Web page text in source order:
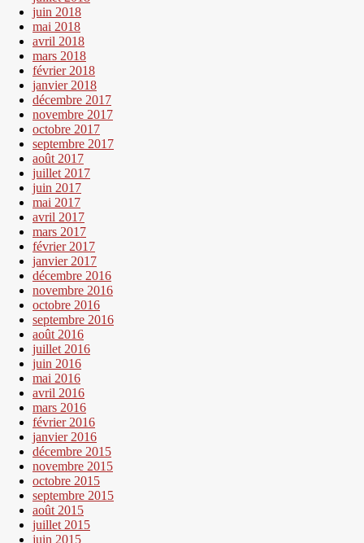
juin 2018
mai 2018
avril 2018
mars 2018
février 2018
janvier 2018
décembre 2017
novembre 2017
octobre 2017
septembre 2017
août 2017
juillet 2017
juin 2017
mai 2017
avril 2017
mars 2017
février 2017
janvier 2017
décembre 2016
novembre 2016
octobre 2016
septembre 2016
août 2016
juillet 2016
juin 2016
mai 2016
avril 2016
mars 2016
février 2016
janvier 2016
décembre 2015
novembre 2015
octobre 2015
septembre 2015
août 2015
juillet 2015
juin 2015